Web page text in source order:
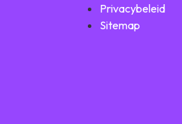
Privacybeleid
Sitemap